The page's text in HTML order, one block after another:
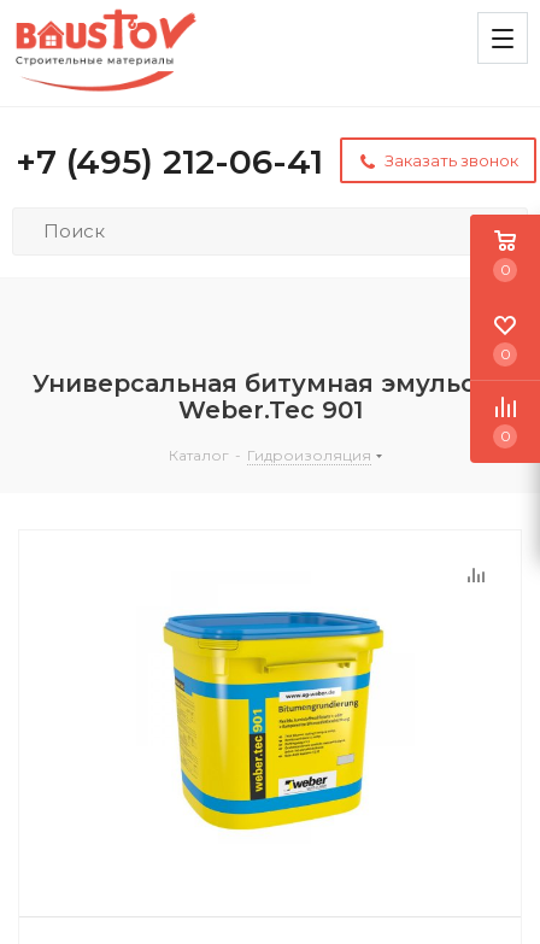
+7 (495) 212-06-41 Заказать звонок
Универсальная битумная эмульсия
Weber.Tec 901
Каталог - Гидроизоляция
0
0
0